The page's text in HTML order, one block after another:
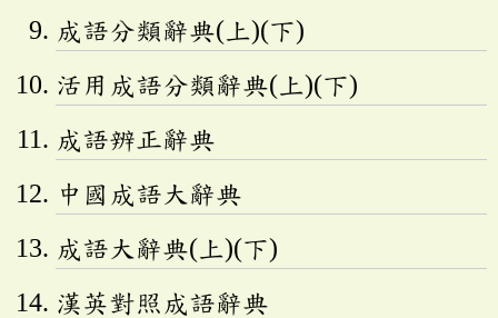
成語分類辭典(上)(下)
活用成語分類辭典(上)(下)
成語辨正辭典
中國成語大辭典
成語大辭典(上)(下)
漢英對照成語辭典